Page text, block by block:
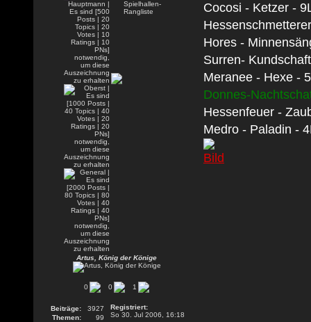
Artus, König der Könige
0 0 1
Beiträge:
3927
Themen:
99
Registriert:
So 30. Jul 2006, 16:18
Cocosi - Ketzer -
Hores -
Surren-
Meranee - Hexe -
Donnes-
Hessenfeuer -
Medro - Paladin -